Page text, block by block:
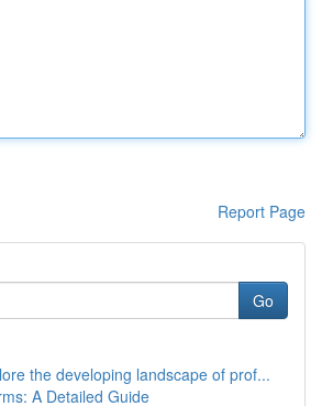
Report Page
Go
the developing landscape of prof...
A Detailed Guide